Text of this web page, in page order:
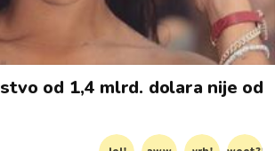
od 1,4 mlrd. dolara nije od